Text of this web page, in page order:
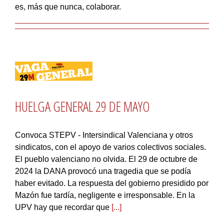
es, más que nunca, colaborar.
HUELGA GENERAL 29 DE MAYO
Convoca STEPV - Intersindical Valenciana y otros
sindicatos, con el apoyo de varios colectivos sociales.
El pueblo valenciano no olvida. El 29 de octubre de
2024 la DANA provocó una tragedia que se podía
haber evitado. La respuesta del gobierno presidido por
Mazón fue tardía, negligente e irresponsable. En la
UPV hay que recordar que [...]